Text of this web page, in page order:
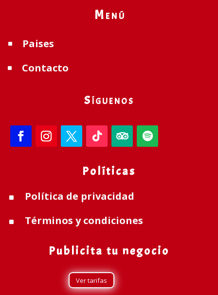
Menú
^ Paises
^ Contacto
Síguenos
Políticas
^ Política de privacidad
^ Términos y condiciones
Publicita tu negocio
Ver tarifas